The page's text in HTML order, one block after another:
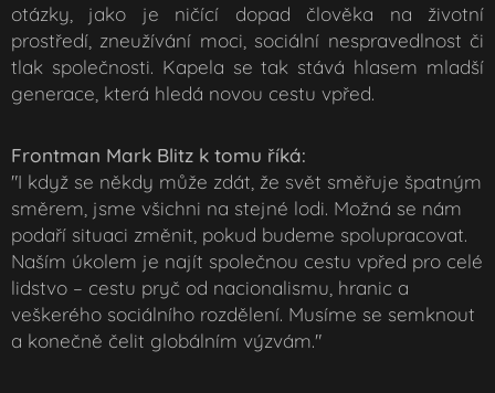
otázky, jako je ničící dopad člověka na životní
prostředí, zneužívání moci, sociální nespravedlnost či
tlak společnosti. Kapela se tak stává hlasem mladší
generace, která hledá novou cestu vpřed.
Frontman Mark Blitz k tomu říká:
"I když se někdy může zdát, že svět směřuje špatným
směrem, jsme všichni na stejné lodi. Možná se nám
podaří situaci změnit, pokud budeme spolupracovat.
Naším úkolem je najít společnou cestu vpřed pro celé
lidstvo – cestu pryč od nacionalismu, hranic a
veškerého sociálního rozdělení. Musíme se semknout
a konečně čelit globálním výzvám."